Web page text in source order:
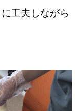
工夫しながら